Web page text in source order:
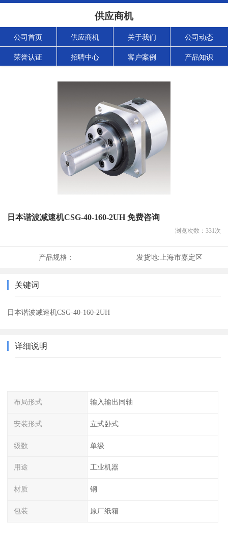
供应商机
公司首页 供应商机 关于我们 公司动态
荣誉认证 招聘中心 客户案例 产品知识
日本谐波减速机CSG-40-160-2UH 免费咨询
浏览次数： 331次
产品规格： 发货地: 上海市嘉定区
关键词
日本谐波减速机CSG-40-160-2UH
详细说明
布局形式 输入输出同轴
安装形式 立式卧式
级数 单级
用途 工业机器
材质 钢
包装 原厂纸箱